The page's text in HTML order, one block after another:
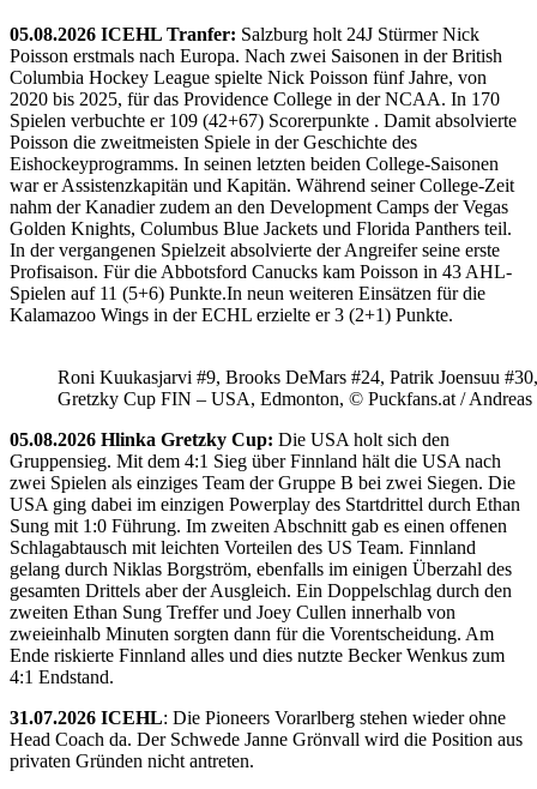
05.08.2026 ICEHL Tranfer: Salzburg holt 24J Stürmer Nick
Poisson erstmals nach Europa. Nach zwei Saisonen in der British
Columbia Hockey League spielte Nick Poisson fünf Jahre, von
2020 bis 2025, für das Providence College in der NCAA. In 170
Spielen verbuchte er 109 (42+67) Scorerpunkte . Damit absolvierte
Poisson die zweitmeisten Spiele in der Geschichte des
Eishockeyprogramms. In seinen letzten beiden College-Saisonen
war er Assistenzkapitän und Kapitän. Während seiner College-Zeit
nahm der Kanadier zudem an den Development Camps der Vegas
Golden Knights, Columbus Blue Jackets und Florida Panthers teil.
In der vergangenen Spielzeit absolvierte der Angreifer seine erste
Profisaison. Für die Abbotsford Canucks kam Poisson in 43 AHL-
Spielen auf 11 (5+6) Punkte.In neun weiteren Einsätzen für die
Kalamazoo Wings in der ECHL erzielte er 3 (2+1) Punkte.
Roni Kuukasjarvi #9, Brooks DeMars #24, Patrik Joensuu
Gretzky Cup FIN – USA, Edmonton, © Puckfans.at / Andreas
05.08.2026 Hlinka Gretzky Cup: Die USA holt sich den
Gruppensieg. Mit dem 4:1 Sieg über Finnland hält die USA nach
zwei Spielen als einziges Team der Gruppe B bei zwei Siegen. Die
USA ging dabei im einzigen Powerplay des Startdrittel durch Ethan
Sung mit 1:0 Führung. Im zweiten Abschnitt gab es einen offenen
Schlagabtausch mit leichten Vorteilen des US Team. Finnland
gelang durch Niklas Borgström, ebenfalls im einigen Überzahl des
gesamten Drittels aber der Ausgleich. Ein Doppelschlag durch den
zweiten Ethan Sung Treffer und Joey Cullen innerhalb von
zweieinhalb Minuten sorgten dann für die Vorentscheidung. Am
Ende riskierte Finnland alles und dies nutzte Becker Wenkus zum
4:1 Endstand.
31.07.2026 ICEHL: Die Pioneers Vorarlberg stehen wieder ohne
Head Coach da. Der Schwede Janne Grönvall wird die Position aus
privaten Gründen nicht antreten.